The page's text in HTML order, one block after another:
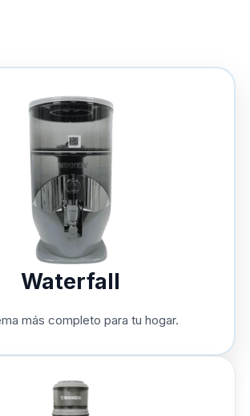
Waterfall
más completo para tu hogar.